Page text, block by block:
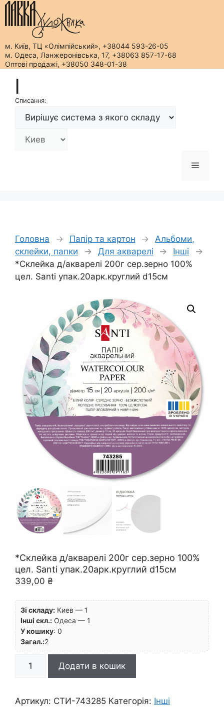
м. Київ, ТЦ «Олімпійський», +38044 593-26-05
м. Одеса, Ланжеронівська, 17, +38063 857-17-68
Оптові продажі, +38050 348-01-38
вмістуСписання:
Меню
Головна → Папір та картон →
Альбоми,
склейки, папки
→ Для акварелі → Інші
→
*Склейка д/акварелі 200г сер.зерно 100%
цел. Santi упак.20арк.круглий d15см
*Склейка д/акварелі 200г сер.зерно 100%
цел. Santi упак.20арк.круглий d15см
339,00 ₴
Зі складу: Киев — 1
Інші скл.: Одеса — 1
У кошику: 0
Загал.:2
*Склейка
200г
Додати в кошик
Артикул: СТИ-743285 Категорія: Інші